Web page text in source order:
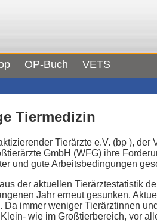
OP-Buch VETS
Tiermedizin
Tierärzte e.V. (bp ), der
GmbH (WFG) ihre
und gute Arbeitsbedingungen
der aktuellen Tierärztestatistik
Jahr erneut gesunken.
immer weniger Tierärztinnen
wie im Großtierbereich, vor